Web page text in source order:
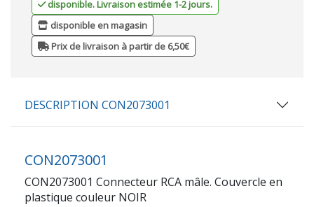
disponible. Livraison estimée 1-2 jours.
disponible en magasin
Prix de livraison à partir de 6,50€
DESCRIPTION CON2073001
CON2073001
CON2073001 Connecteur RCA mâle. Couvercle en
plastique couleur NOIR